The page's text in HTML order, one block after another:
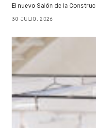
El nuevo Salón de la
30 JULIO, 2026